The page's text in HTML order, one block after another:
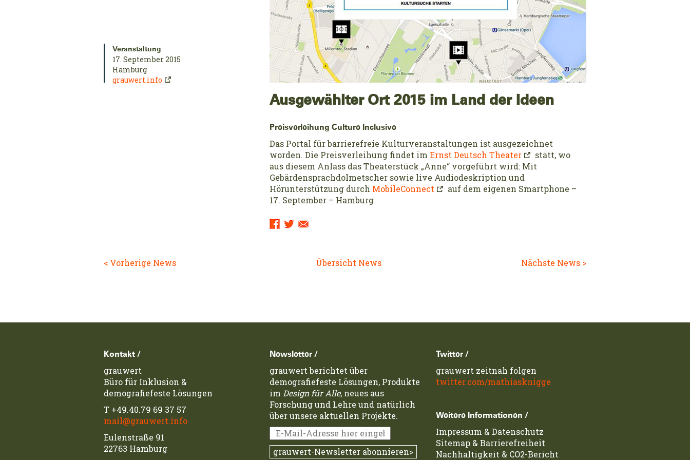
Veranstaltung
17. September 2015
Hamburg
grauwert.info
Ausgewählter Ort 2015 im Land der Ideen
Preisverleihung Culture Inclusive
Das Portal für barrierefreie Kulturveranstaltungen ist ausgezeichnet
worden. Die Preisverleihung findet imErnst Deutsch Theater
statt, wo
aus diesem Anlass das Theaterstück „Anne“ vorgeführt wird: Mit
Gebärdensprachdolmetscher sowie live Audiodeskription und
Hörunterstützung durch MobileConnect
auf dem eigenen Smartphone –
17. September – Hamburg
Sharing
< Vorherige News Nächste News >
Übersicht News
Footerzeile
Kontakt /
grauwert
Büro für Inklusion &
demografiefeste Lösungen
T +49.40.79 69 37 57
mail@grauwert.info
Eulenstraße 91
22763 Hamburg
Newsletter /
grauwert berichtet über
demografiefeste Lösungen, Produkte
imDesign für Alle, neues aus
Forschung und Lehre und natürlich
über unsere aktuellen Projekte.
Twitter /
grauwert zeitnah folgen
twitter.com/mathiasknigge
Weitere Informationen /
Impressum & Datenschutz
Sitemap& Barrierefreiheit
Nachhaltigkeit & CO2-Bericht